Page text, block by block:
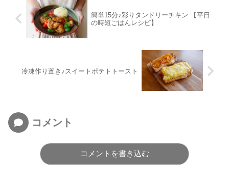
簡単15分♪彩りタンドリーチキン 【平日
の時短ごはんレシピ】
冷凍作り置き♪スイートポテトトースト
コメント
コメントを書き込む